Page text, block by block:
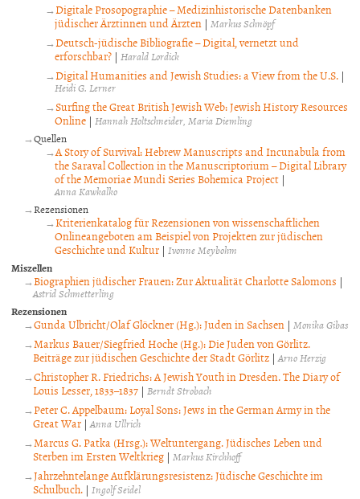
Digitale Prosopographie – Medizinhistorische Datenbanken
jüdischer Ärztinnen und Ärzten | Markus Schnöpf
Deutsch-jüdische Bibliografie – Digital, vernetzt und
erforschbar? | Harald Lordick
Digital Humanities and Jewish Studies: a View from the U.S. |
Heidi G. Lerner
Surfing the Great British Jewish Web: Jewish History Resources
Online | Hannah Holtschneider Maria Diemling
Quellen
A Story of Survival: Hebrew Manuscripts and Incunabula from
the Saraval Collection in the Manuscriptorium – Digital Library
of the Memoriae Mundi Series Bohemica Project |
Anna Kawkalko
Rezensionen
Kriterienkatalog für Rezensionen von wissenschaftlichen
Onlineangeboten am Beispiel von Projekten zur jüdischen
Geschichte und Kultur | Ivonne Meybohm
Miszellen
Biographien jüdischer Frauen: Zur Aktualität Charlotte Salomons |
Astrid Schmetterling
Rezensionen
Gunda Ulbricht/Olaf Glöckner (Hg.): Juden in Sachsen |Monika Gibas
Markus Bauer/Siegfried Hoche (Hg.): Die Juden von Görlitz.
Beiträge zur jüdischen Geschichte der Stadt Görlitz |Arno Herzig
Christopher R. Friedrichs: A Jewish Youth in Dresden. The Diary of
Louis Lesser, 1833–1837 | Berndt Strobach
Peter C. Appelbaum: Loyal Sons: Jews in the German Army in the
Great War |Anna Ullrich
Marcus G. Patka (Hrsg.): Weltuntergang. Jüdisches Leben und
Sterben im Ersten Weltkrieg | Markus Kirchhoff
Jahrzehntelange Aufklärungsresistenz: Jüdische Geschichte im
Schulbuch. | Ingolf Seidel